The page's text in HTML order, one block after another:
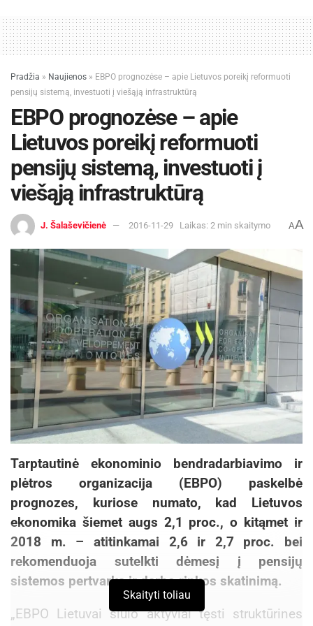
Pradžia » Naujienos » EBPO prognozėse – apie Lietuvos poreikį reformuoti
pensijų sistemą, investuoti į viešąją infrastruktūrą
EBPO prognozėse – apie
Lietuvos poreikį reformuoti
pensijų sistemą, investuoti į
viešąją infrastruktūrą
J. Šalaševičienė 2016-11-29 Laikas: 2 min skaitymo AA
Tarptautinė ekonominio bendradarbiavimo ir
plėtros organizacija (EBPO) paskelbė
prognozes, kuriose numato, kad Lietuvos
ekonomika šiemet augs 2,1 proc., o kitąmet ir
2018 m. – atitinkamai 2,6 ir 2,7 proc. bei
rekomenduoja sutelkti dėmesį į pensijų
sistemos pertvarką ir darbo rinkos skatinimą.
„EBPO Lietuvai siūlo aktyviai tęsti struktūrines
Skaityti toliau